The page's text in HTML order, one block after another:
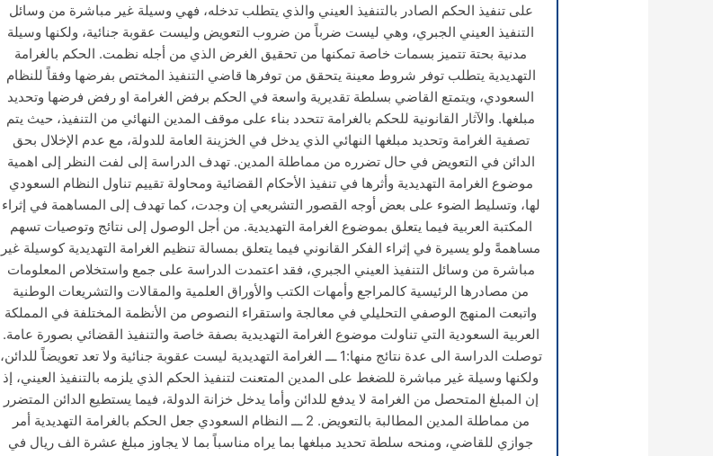
على تنفيذ الحكم الصادر بالتنفيذ العيني والذي يتطلب تدخله، فهي وسيلة غير مباشرة من وسائل
التنفيذ العيني الجبري، وهي ليست ضرباً من ضروب التعويض وليست عقوبة جنائية، ولكنها وسيلة
مدنية بحتة تتميز بسمات خاصة تمكنها من تحقيق الغرض الذي من أجله نظمت. الحكم بالغرامة
التهديدية يتطلب توفر شروط معينة يتحقق من توفرها قاضي التنفيذ المختص بفرضها وفقاً للنظام
السعودي، ويتمتع القاضي بسلطة تقديرية واسعة في الحكم برفض الغرامة او رفض فرضها وتحديد
مبلغها. والآثار القانونية للحكم بالغرامة تتحدد بناء على موقف المدين النهائي من التنفيذ، حيث يتم
تصفية الغرامة وتحديد مبلغها النهائي الذي يدخل في الخزينة العامة للدولة، مع عدم الإخلال بحق
الدائن في التعويض في حال تضرره من مماطلة المدين. تهدف الدراسة إلى لفت النظر إلى اهمية
موضوع الغرامة التهديدية وأثرها في تنفيذ الأحكام القضائية ومحاولة تقييم تناول النظام السعودي
لها، وتسليط الضوء على بعض أوجه القصور التشريعي إن وجدت، كما تهدف إلى المساهمة في إثراء
المكتبة العربية فيما يتعلق بموضوع الغرامة التهديدية. من أجل الوصول إلى نتائج وتوصيات تسهم
مساهمةً ولو يسيرة في إثراء الفكر القانوني فيما يتعلق بمسالة تنظيم الغرامة التهديدية كوسيلة غير
مباشرة من وسائل التنفيذ العيني الجبري، فقد اعتمدت الدراسة على جمع واستخلاص المعلومات
من مصادرها الرئيسية كالمراجع وأمهات الكتب والأوراق العلمية والمقالات والتشريعات الوطنية
واتبعت المنهج الوصفي التحليلي في معالجة واستقراء النصوص من الأنظمة المختلفة في المملكة
العربية السعودية التي تناولت موضوع الغرامة التهديدية بصفة خاصة والتنفيذ القضائي بصورة عامة.
توصلت الدراسة الى عدة نتائج منها:1 ـــ
الغرامة التهديدية ليست عقوبة جنائية ولا تعد تعويضاً للدائن،
ولكنها وسيلة غير مباشرة للضغط على المدين المتعنت لتنفيذ الحكم الذي يلزمه بالتنفيذ العيني، إذ
إن المبلغ المتحصل من الغرامة لا يدفع للدائن وأما يدخل خزانة الدولة، فيما يستطيع الدائن المتضرر
من مماطلة المدين المطالبة بالتعويض.
2 ـــ النظام السعودي جعل الحكم بالغرامة التهديدية أمر
جوازي للقاضي، ومنحه سلطة تحديد مبلغها بما يراه مناسباً بما لا يجاوز مبلغ عشرة الف ريال في